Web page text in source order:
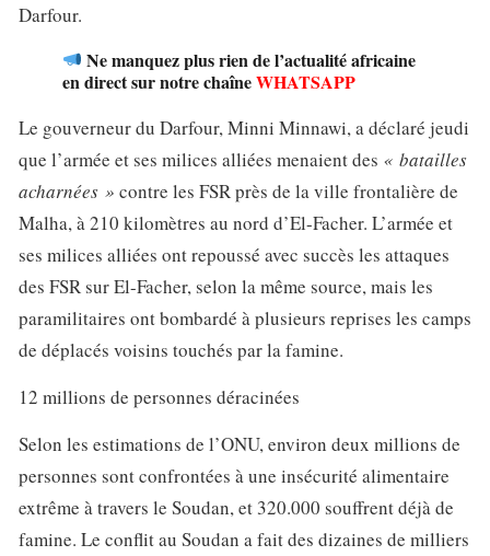
Darfour.
Ne manquez plus rien de l’actualité africaine
en direct sur notre chaîneWHATSAPP
Le gouverneur du Darfour, Minni Minnawi, a déclaré jeudi
que l’armée et ses milices alliées menaient des « batailles
acharnées » contre les FSR près de la ville frontalière de
Malha, à 210 kilomètres au nord d’El-Facher. L’armée et
ses milices alliées ont repoussé avec succès les attaques
des FSR sur El-Facher, selon la même source, mais les
paramilitaires ont bombardé à plusieurs reprises les camps
de déplacés voisins touchés par la famine.
12 millions de personnes déracinées
Selon les estimations de l’ONU, environ deux millions de
personnes sont confrontées à une insécurité alimentaire
extrême à travers le Soudan, et 320.000 souffrent déjà de
famine. Le conflit au Soudan a fait des dizaines de milliers